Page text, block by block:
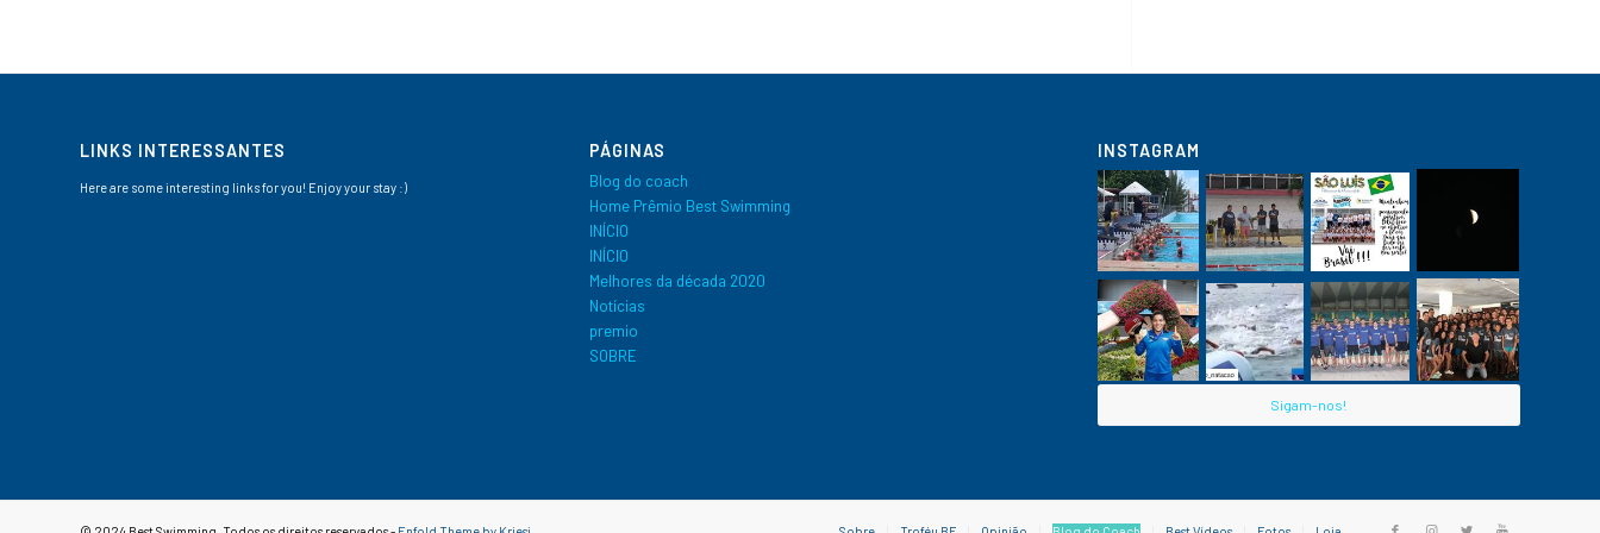
LINKS INTERESSANTES
Here are some interesting links for you! Enjoy your stay :)
PÁGINAS
Blog do coach
Home Prêmio Best Swimming
INÍCIO
INÍCIO
Melhores da década 2020
Notícias
premio
SOBRE
INSTAGRAM
Sigam-nos!